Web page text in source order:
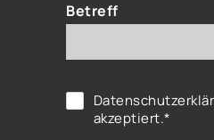
Betreff
akzeptiert.*